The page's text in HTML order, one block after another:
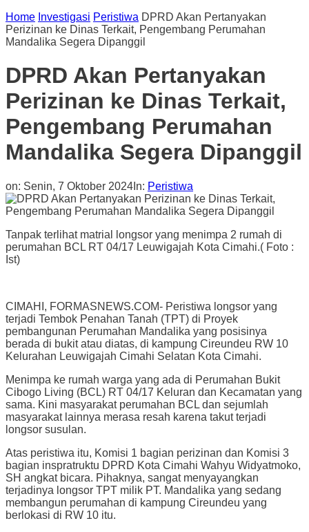
Home Investigasi Peristiwa DPRD Akan Pertanyakan
Perizinan ke Dinas Terkait, Pengembang Perumahan
Mandalika Segera Dipanggil
DPRD Akan Pertanyakan
Perizinan ke Dinas Terkait,
Pengembang Perumahan
Mandalika Segera Dipanggil
on: Senin, 7 Oktober 2024 In: Peristiwa
Tanpak terlihat matrial longsor yang menimpa 2 rumah di
perumahan BCL RT 04/17 Leuwigajah Kota Cimahi.( Foto :
Ist)
CIMAHI, FORMASNEWS.COM- Peristiwa longsor yang
terjadi Tembok Penahan Tanah (TPT) di Proyek
pembangunan Perumahan Mandalika yang posisinya
berada di bukit atau diatas, di kampung Cireundeu RW 10
Kelurahan Leuwigajah Cimahi Selatan Kota Cimahi.
Menimpa ke rumah warga yang ada di Perumahan Bukit
Cibogo Living (BCL) RT 04/17 Keluran dan Kecamatan yang
sama. Kini masyarakat perumahan BCL dan sejumlah
masyarakat lainnya merasa resah karena takut terjadi
longsor susulan.
Atas peristiwa itu, Komisi 1 bagian perizinan dan Komisi 3
bagian inspratruktu DPRD Kota Cimahi Wahyu Widyatmoko,
SH angkat bicara. Pihaknya, sangat menyayangkan
terjadinya longsor TPT milik PT. Mandalika yang sedang
membangun perumahan di kampung Cireundeu yang
berlokasi di RW 10 itu.